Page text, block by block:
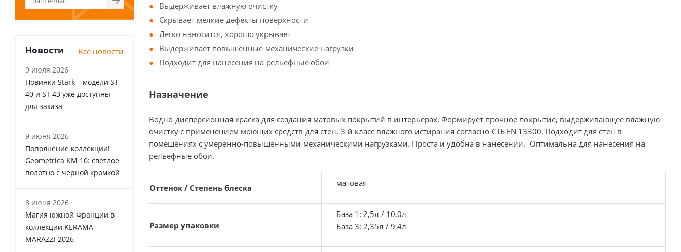
Выдерживает влажную очистку
Скрывает мелкие дефекты поверхности
Легко наносится, хорошо укрывает
Выдерживает повышенные механические нагрузки
Подходит для нанесения на рельефные обои
Назначение
Водно-дисперсионная краска для создания матовых покрытий в интерьерах. Формирует прочное покрытие, выдерживающее влажную
очистку с применением моющих средств для стен. 3-й класс влажного истирания согласно СТБ EN 13300. Подходит для стен в
помещениях с умеренно-повышенными механическими нагрузками. Проста и удобна в нанесении. Оптимальна для нанесения на
рельефные обои.
Оттенок / Степень блеска матовая
Размер упаковки
База 1: 2,5л / 10,0л
База 3: 2,35л / 9,4л
Новости Все новости
9 июля 2026
Новинки Stark – модели ST
40 и ST 43 уже доступны
для заказа
9 июня 2026
Пополнение коллекции!
Geometrica KM 10: светлое
полотно с черной кромкой
8 июня 2026
Магия южной Франции в
коллекции KERAMA
MARAZZI 2026